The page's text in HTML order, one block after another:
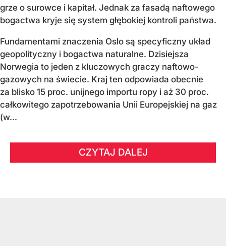
grze o surowce i kapitał. Jednak za fasadą naftowego
bogactwa kryje się system głębokiej kontroli państwa.
Fundamentami znaczenia Oslo są specyficzny układ
geopolityczny i bogactwa naturalne. Dzisiejsza
Norwegia to jeden z kluczowych graczy naftowo-
gazowych na świecie. Kraj ten odpowiada obecnie
za blisko 15 proc. unijnego importu ropy i aż 30 proc.
całkowitego zapotrzebowania Unii Europejskiej na gaz
(w...
CZYTAJ DALEJ